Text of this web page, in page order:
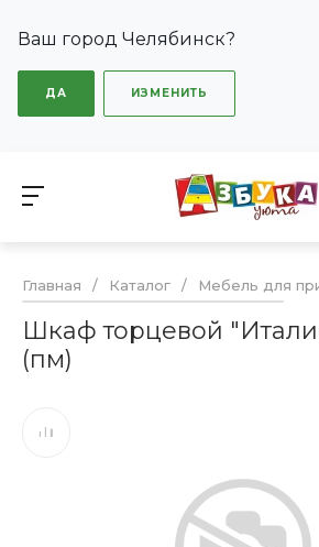
Ваш город Челябинск?
ДА ИЗМЕНИТЬ
Главная / Каталог / Мебель для
Шкаф торцевой
(пм)